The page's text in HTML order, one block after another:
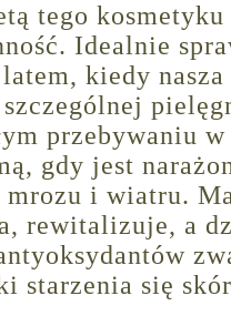
tego kosmetyku
Idealnie
kiedy nasza
przebywaniu w
gdy jest
mrozu i wiatru.
rewitalizuje, a
starzenia się